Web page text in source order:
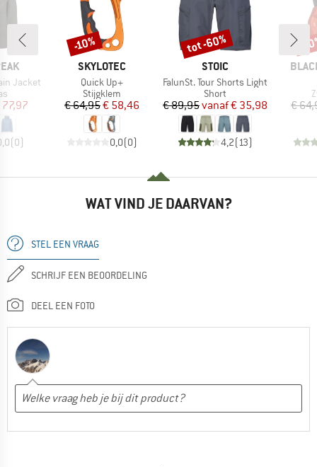
Jacket
prijs
(0)
MERK
SKYLOTEC
Artikel
Quick Up+
Productgroep
Stijgklem
Prijs
€ 64,95Verlaagde prijs
€ 58,46
0,0(0)
Korting
-10%
MERK
STOIC
Artikel
FalunSt. Tour Shorts Light
Productgroep
Short
Prijs
€ 89,95 Verlaagde prijs
vanaf€ 35,98
4,2(13)
Korting
tot -60%
MERK
€
-
WAT VIND JE DAARVAN?
STEL EEN VRAAG
SCHRIJF EEN BEOORDELING
DEEL EEN FOTO